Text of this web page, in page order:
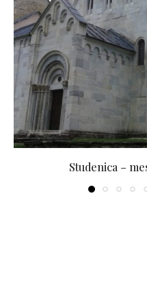
Studenica –